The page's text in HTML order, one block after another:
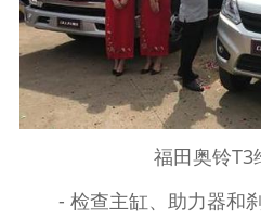
福田奥铃T3
- 检查主缸、助力器和